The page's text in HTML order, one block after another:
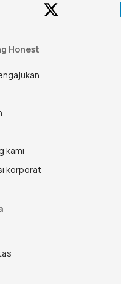
Honest
kami
korporat